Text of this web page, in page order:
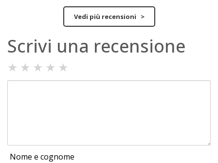
Vedi più recensioni >
Scrivi una recensione
★ ★ ★ ★ ★
Nome e cognome